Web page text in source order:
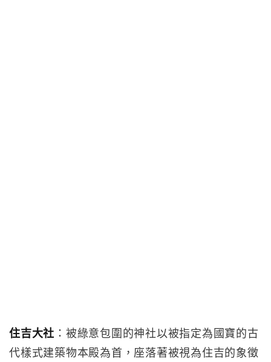
住吉大社 ：被綠意包圍的神社以被指定為國寶的古
代樣式建築物本殿為首，座落著被視為住吉的象徵